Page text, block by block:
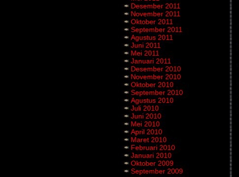
Desember 2011
November 2011
Oktober 2011
September 2011
Agustus 2011
Juni 2011
Mei 2011
Januari 2011
Desember 2010
November 2010
Oktober 2010
September 2010
Agustus 2010
Juli 2010
Juni 2010
Mei 2010
April 2010
Maret 2010
Februari 2010
Januari 2010
Oktober 2009
September 2009